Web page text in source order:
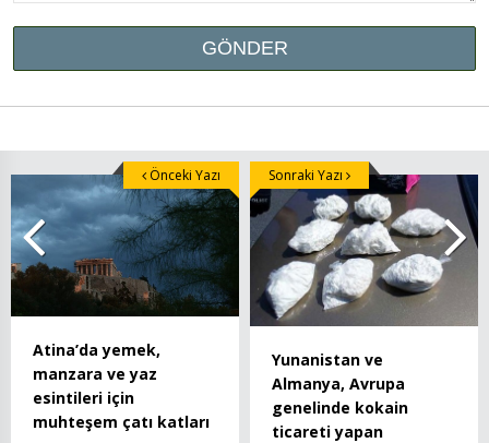
Atina’da yemek,
manzara ve yaz
esintileri için
muhteşem çatı katları
Önceki Yazı
Yunanistan ve
Almanya, Avrupa
genelinde kokain
ticareti yapan
Sonraki Yazı